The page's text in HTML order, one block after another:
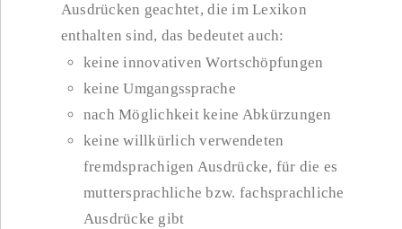
Ausdrücken geachtet, die im Lexikon
enthalten sind, das bedeutet auch:
keine innovativen Wortschöpfungen
keine Umgangssprache
nach Möglichkeit keine Abkürzungen
keine willkürlich verwendeten
fremdsprachigen Ausdrücke, für die es
muttersprachliche bzw. fachsprachliche
Ausdrücke gibt